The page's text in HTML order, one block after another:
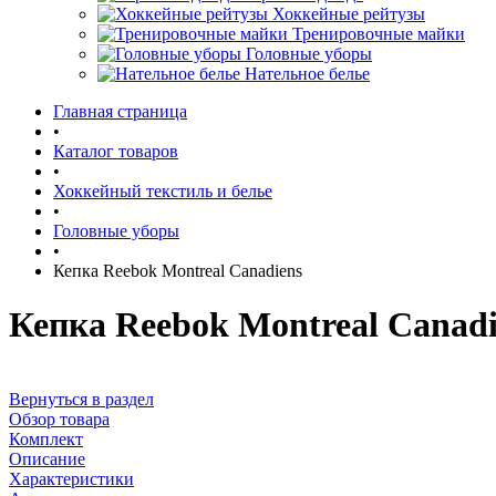
Хоккейные рейтузы
Тренировочные майки
Головные уборы
Нательное белье
Главная страница
•
Каталог товаров
•
Хоккейный текстиль и белье
•
Головные уборы
•
Кепка Reebok Montreal Canadiens
Кепка Reebok Montreal
Вернуться в раздел
Обзор товара
Комплект
Описание
Характеристики